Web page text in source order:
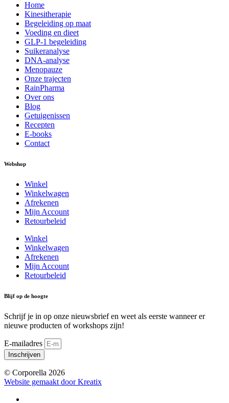
Home
Kinesitherapie
Begeleiding op maat
Voeding en dieet
GLP-1 begeleiding
Suikeranalyse
DNA-analyse
Menopauze
Onze trajecten
RainPharma
Over ons
Blog
Getuigenissen
Recepten
E-books
Contact
Webshop
Winkel
Winkelwagen
Afrekenen
Mijn Account
Retourbeleid
Winkel
Winkelwagen
Afrekenen
Mijn Account
Retourbeleid
Blijf op de hoogte
Schrijf je in op onze nieuwsbrief en weet als eerste wanneer er
nieuwe producten of workshops zijn!
E-mailadres
Inschrijven
© Corporella 2026
Website gemaakt door Kreatix